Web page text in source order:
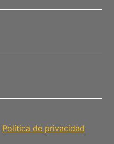
Política de privacidad